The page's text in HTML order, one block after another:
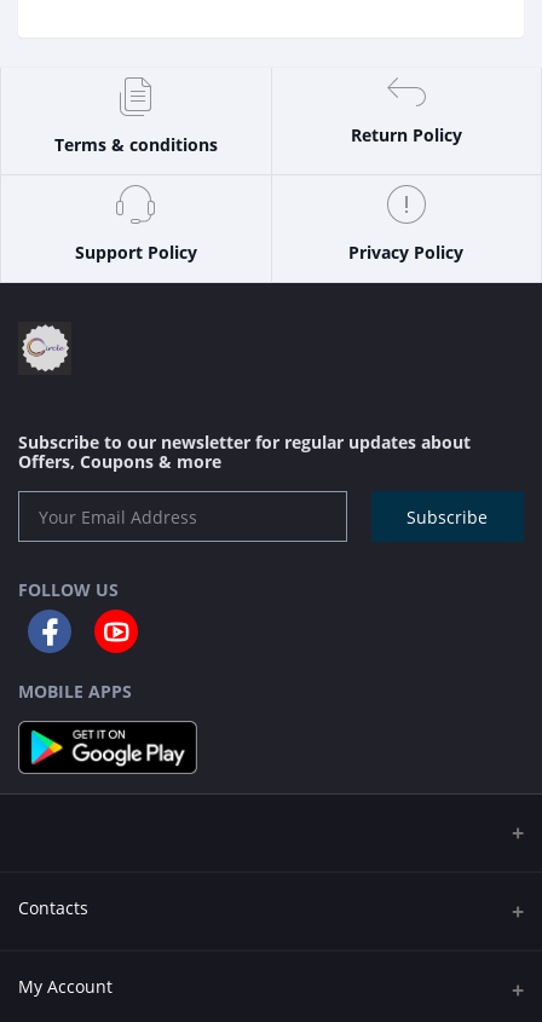
Terms & conditions Return Policy
Support Policy Privacy Policy
Subscribe to our newsletter for regular updates about
Offers, Coupons & more
Subscribe
FOLLOW US
MOBILE APPS
Contacts
Address
My Account